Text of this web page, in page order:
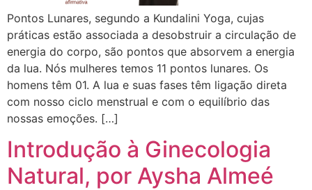
Pontos Lunares, segundo a Kundalini Yoga, cujas
práticas estão associada a desobstruir a circulação de
energia do corpo, são pontos que absorvem a energia
da lua. Nós mulheres temos 11 pontos lunares. Os
homens têm 01. A lua e suas fases têm ligação direta
com nosso ciclo menstrual e com o equilíbrio das
nossas emoções. […]
Introdução à Ginecologia
Natural, por Aysha Almeé